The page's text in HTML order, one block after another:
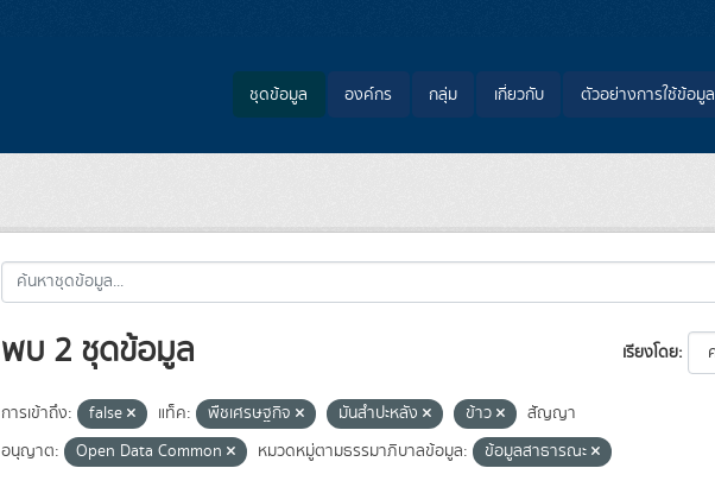
ชุดข้อมูล องค์กร กลุ่ม เกี่ยวกับ ตัวอย่างการใช้ข้อมูล
เรียงโดย
พบ 2 ชุดข้อมูล
การเข้าถึง: false แท็ค: พืชเศรษฐกิจ มันสำปะหลัง ข้าว
สัญญา
อนุญาต:
Open Data Common หมวดหมู่ตามธรรมาภิบาลข้อมูล: ข้อมูลสาธารณะ